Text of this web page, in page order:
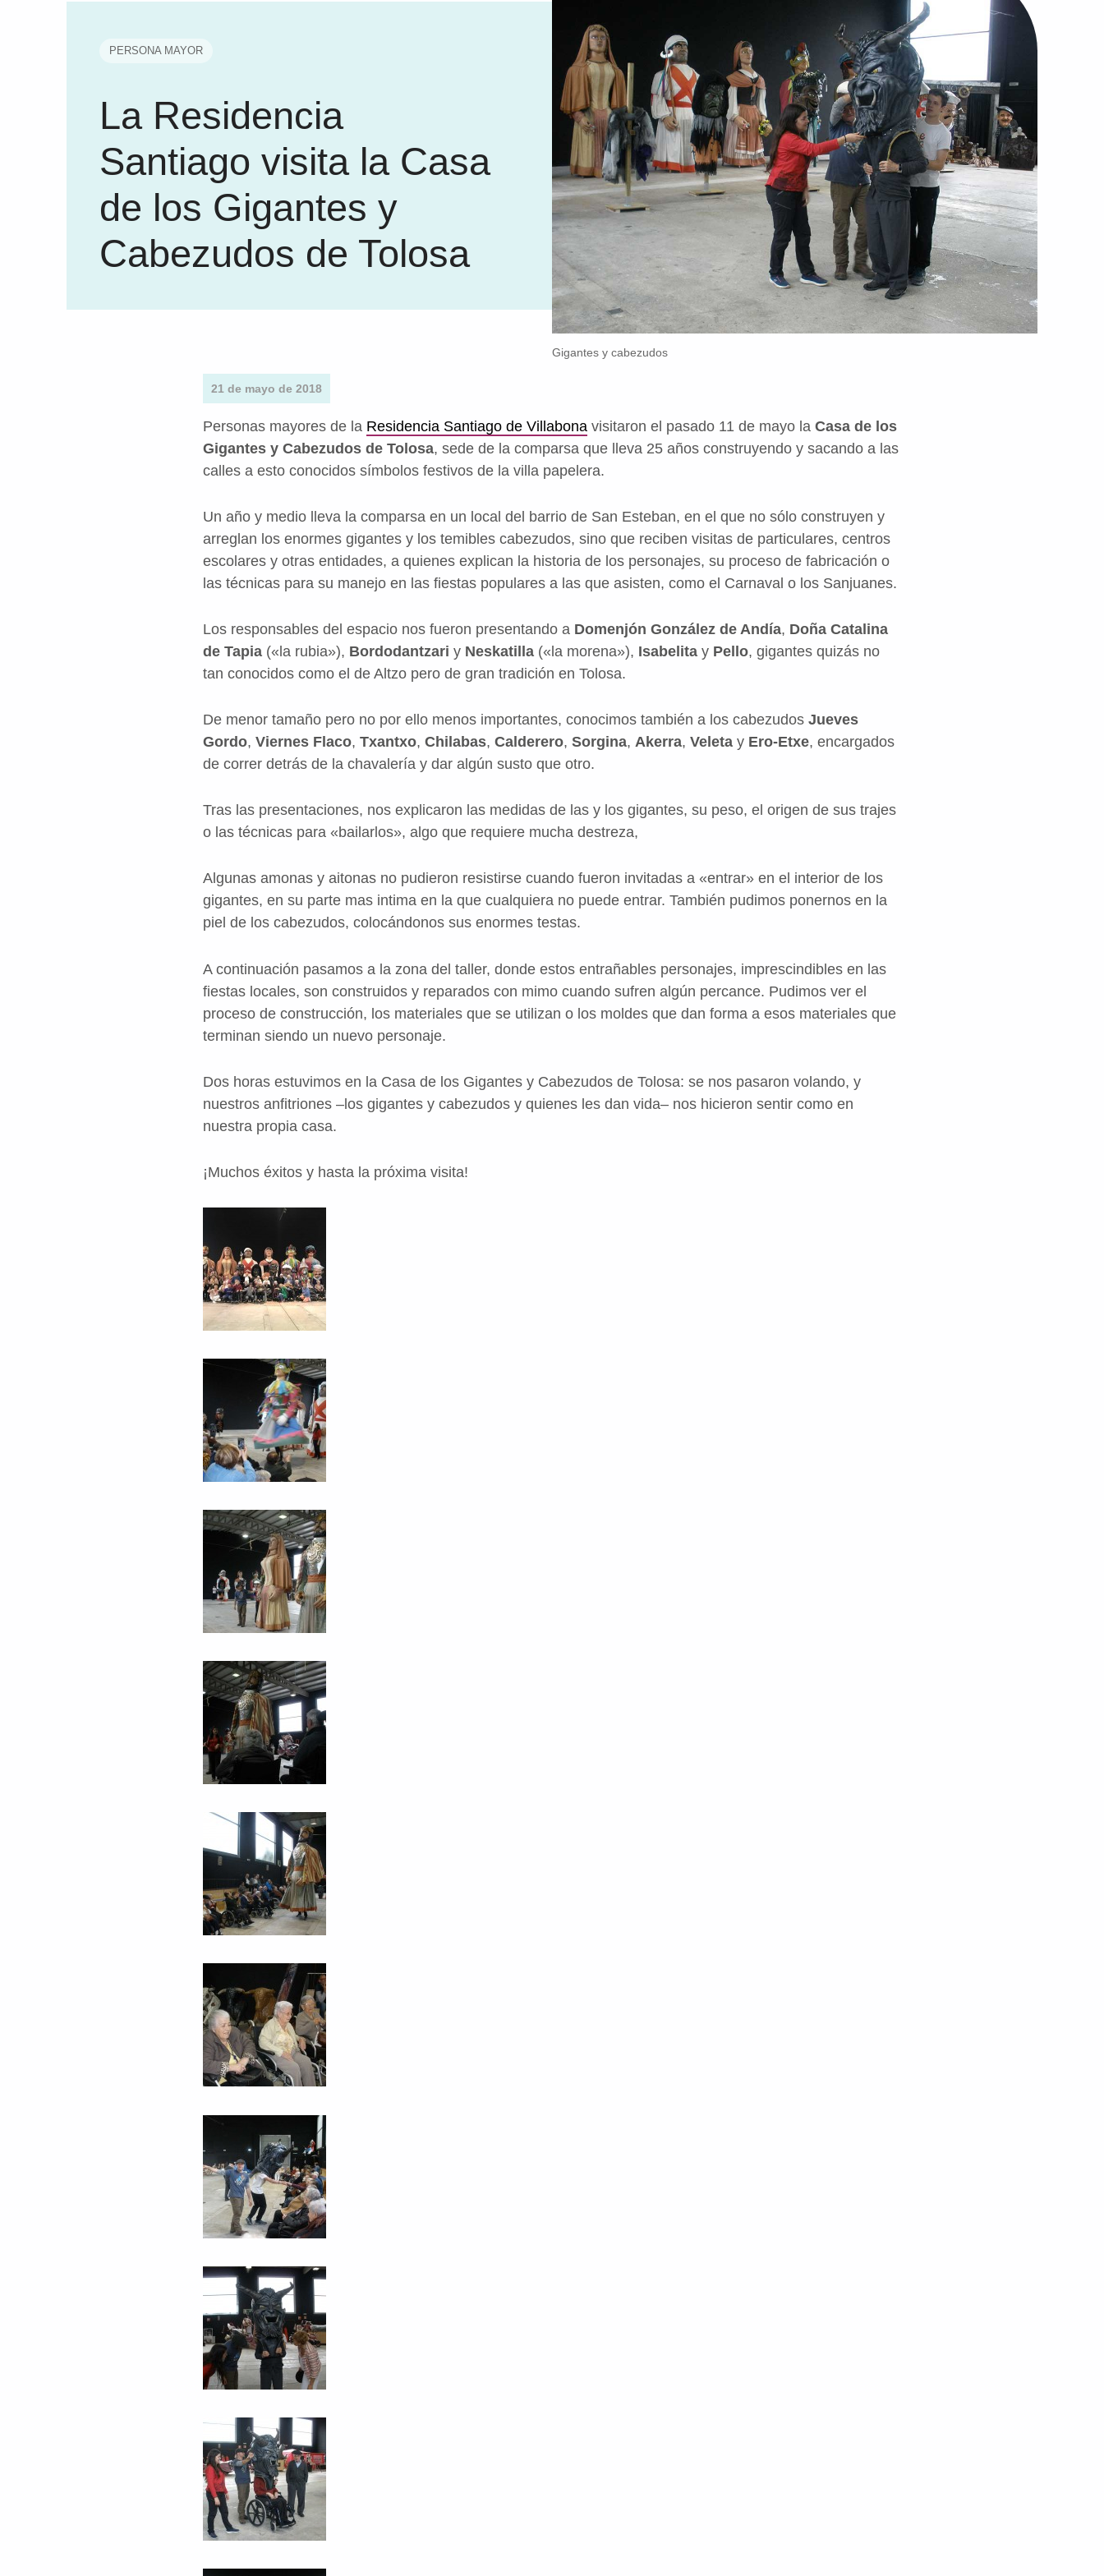
PERSONA MAYOR
La Residencia
Santiago visita la Casa
de los Gigantes y
Cabezudos de Tolosa
Gigantes y cabezudos
21 de mayo de 2018
Personas mayores de la Residencia Santiago de Villabona visitaron el pasado 11 de mayo la Casa de los
Gigantes y Cabezudos de Tolosa, sede de la comparsa que lleva 25 años construyendo y sacando a las
calles a esto conocidos símbolos festivos de la villa papelera.
Un año y medio lleva la comparsa en un local del barrio de San Esteban, en el que no sólo construyen y
arreglan los enormes gigantes y los temibles cabezudos, sino que reciben visitas de particulares, centros
escolares y otras entidades, a quienes explican la historia de los personajes, su proceso de fabricación o
las técnicas para su manejo en las fiestas populares a las que asisten, como el Carnaval o los Sanjuanes.
Los responsables del espacio nos fueron presentando a Domenjón González de Andía, Doña Catalina
de Tapia («la rubia»), Bordodantzari y Neskatilla («la morena»), Isabelita y Pello, gigantes quizás no
tan conocidos como el de Altzo pero de gran tradición en Tolosa.
De menor tamaño pero no por ello menos importantes, conocimos también a los cabezudos Jueves
Gordo, Viernes Flaco, Txantxo, Chilabas, Calderero, Sorgina, Akerra, Veleta y Ero-Etxe, encargados
de correr detrás de la chavalería y dar algún susto que otro.
Tras las presentaciones, nos explicaron las medidas de las y los gigantes, su peso, el origen de sus trajes
o las técnicas para «bailarlos», algo que requiere mucha destreza,
Algunas amonas y aitonas no pudieron resistirse cuando fueron invitadas a «entrar» en el interior de los
gigantes, en su parte mas intima en la que cualquiera no puede entrar. También pudimos ponernos en la
piel de los cabezudos, colocándonos sus enormes testas.
A continuación pasamos a la zona del taller, donde estos entrañables personajes, imprescindibles en las
fiestas locales, son construidos y reparados con mimo cuando sufren algún percance. Pudimos ver el
proceso de construcción, los materiales que se utilizan o los moldes que dan forma a esos materiales que
terminan siendo un nuevo personaje.
Dos horas estuvimos en la Casa de los Gigantes y Cabezudos de Tolosa: se nos pasaron volando, y
nuestros anfitriones –los gigantes y cabezudos y quienes les dan vida– nos hicieron sentir como en
nuestra propia casa.
¡Muchos éxitos y hasta la próxima visita!